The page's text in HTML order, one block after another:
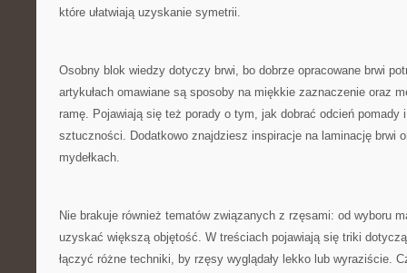
które ułatwiają uzyskanie symetrii.
Osobny blok wiedzy dotyczy brwi, bo dobrze opracowane brwi
artykułach omawiane są sposoby na miękkie zaznaczenie oraz
ramę. Pojawiają się też porady o tym, jak dobrać odcień pomady
sztuczności. Dodatkowo znajdziesz inspiracje na laminację brwi
mydełkach.
Nie brakuje również tematów związanych z rzęsami: od wyboru
uzyskać większą objętość. W treściach pojawiają się triki
łączyć różne techniki, by rzęsy wyglądały lekko lub wyraziście.